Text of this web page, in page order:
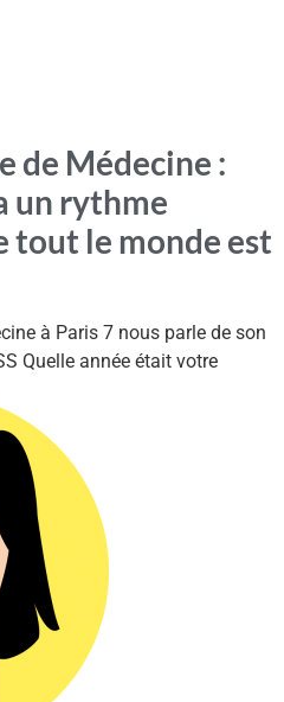
de Médecine :
un rythme
le monde est
à Paris 7 nous parle de son
Quelle année était votre